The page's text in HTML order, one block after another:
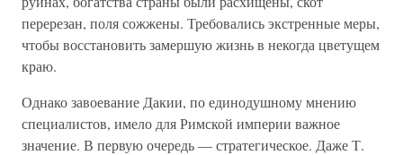
перерезан, поля сожжены. Требовались экстренные меры,
чтобы восстановить замершую жизнь в некогда цветущем
краю.
Однако завоевание Дакии, по единодушному мнению
специалистов, имело для Римской империи важное
значение. В первую очередь — стратегическое. Даже Т.